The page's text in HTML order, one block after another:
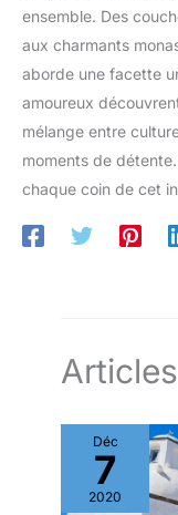
ensemble. Des
aux charmants
aborde une facette
amoureux
mélange entre
moments de
chaque coin de cet
Déc
7
2020